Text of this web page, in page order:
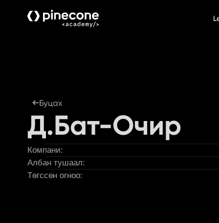
Буцах
Д.Бат-Очир
Компани:
Албан тушаал:
Төгссөн огноо: